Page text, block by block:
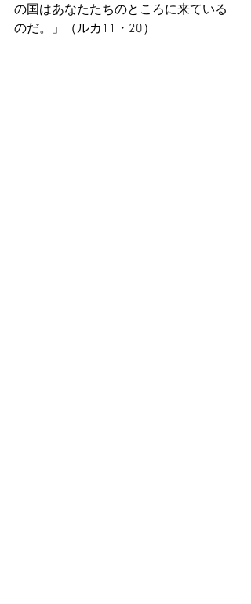
の国はあなたたちのところに来ている
のだ。」（ルカ11・20）